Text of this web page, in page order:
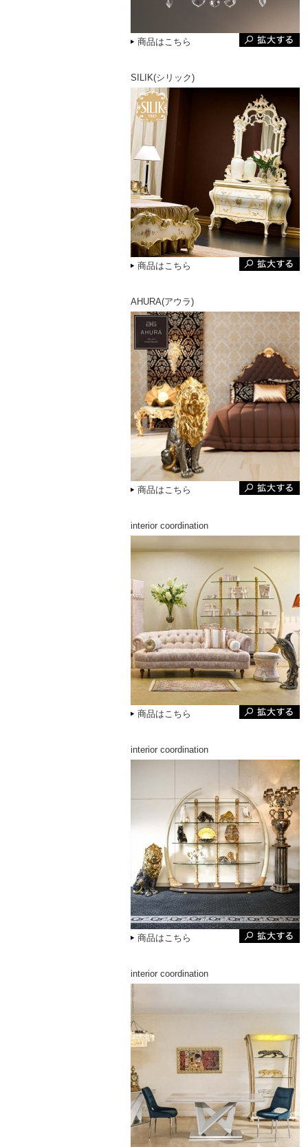
商品はこちら
SILIK(シリック)
商品はこちら
AHURA(アウラ)
商品はこちら
interior coordination
商品はこちら
interior coordination
商品はこちら
interior coordination